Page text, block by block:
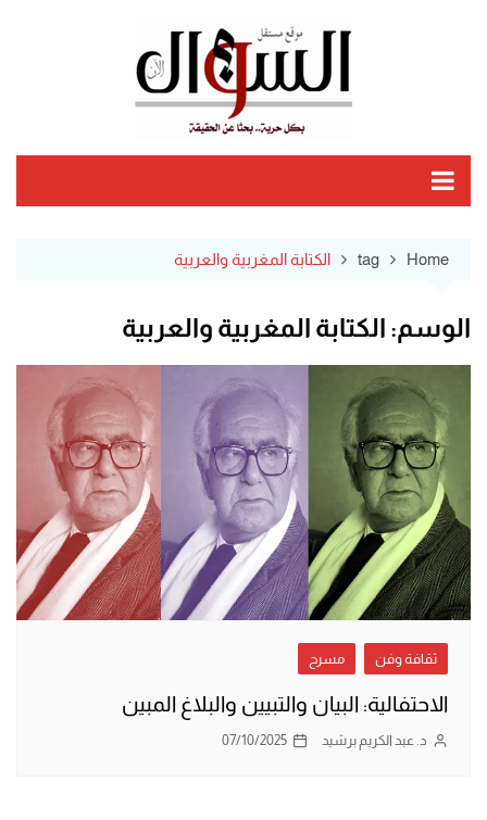
Home
tag الكتابة المغربية والعربية
الوسم: الكتابة المغربية والعربية
ثقافة وفن مسرح
الاحتفالية: البيان والتبيين والبلاغ المبين
د. عبد الكريم برشيد 07/10/2025